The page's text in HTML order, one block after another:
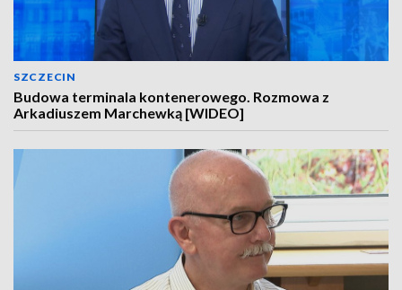
SZCZECIN
Budowa terminala kontenerowego. Rozmowa z
Arkadiuszem Marchewką [WIDEO]